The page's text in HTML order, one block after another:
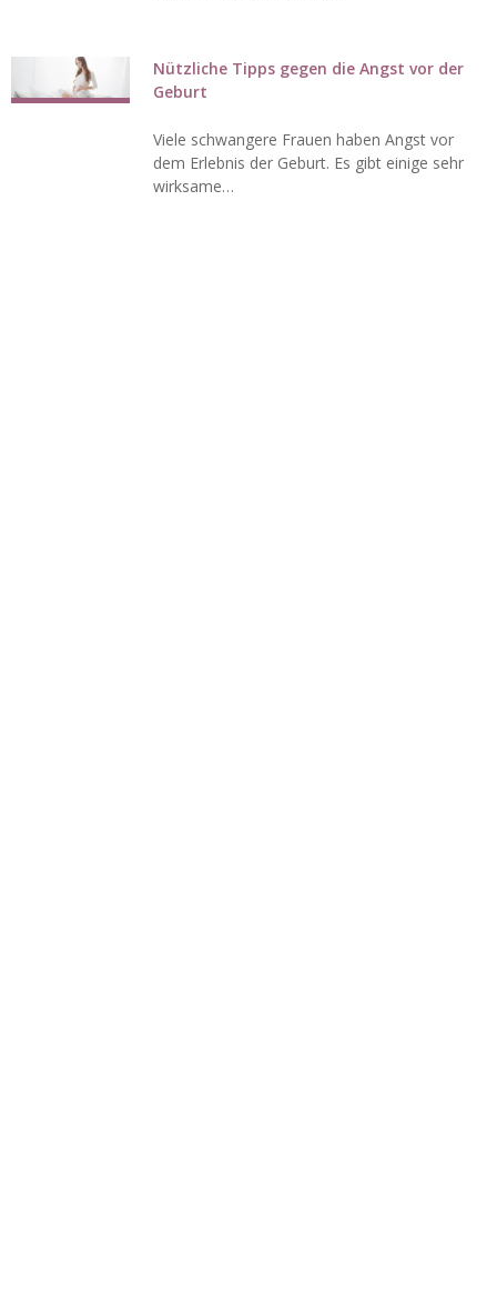
Nützliche Tipps gegen die Angst vor der
Geburt
Viele schwangere Frauen haben Angst vor
dem Erlebnis der Geburt. Es gibt einige sehr
wirksame…